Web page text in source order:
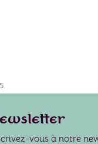
vous à notre